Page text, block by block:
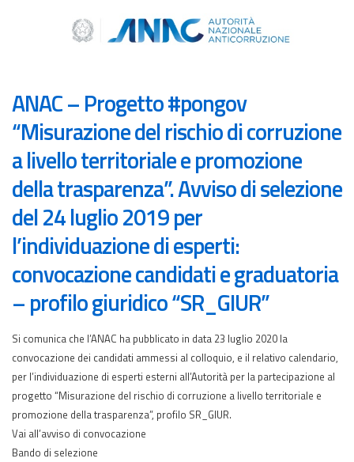
ANAC – Progetto #pongov
“Misurazione del rischio di corruzione
a livello territoriale e promozione
della trasparenza”. Avviso di selezione
del 24 luglio 2019 per
l’individuazione di esperti:
convocazione candidati e graduatoria
– profilo giuridico “SR_GIUR”
Si comunica che l’ANAC ha pubblicato in data 23 luglio 2020 la
convocazione dei candidati ammessi al colloquio, e il relativo calendario,
per l’individuazione di esperti esterni all’Autorità per la partecipazione al
progetto “Misurazione del rischio di corruzione a livello territoriale e
promozione della trasparenza”, profilo SR_GIUR.
Vai all’avviso di convocazione
Bando di selezione